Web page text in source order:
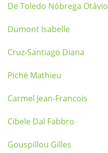
De Toledo Nóbrega Otávio
Dumont Isabelle
Cruz-Santiago Diana
Piché Mathieu
Carmel Jean-Francois
Cibele Dal Fabbro
Gouspillou Gilles